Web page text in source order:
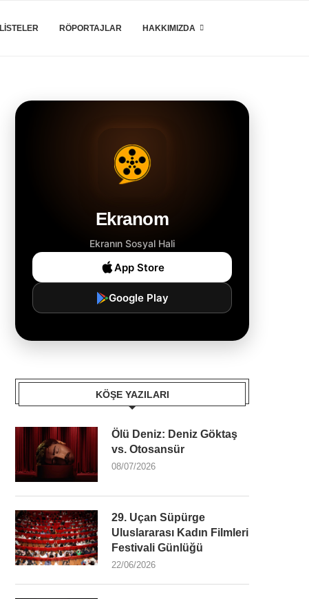
LISTELER RÖPORTAJLAR HAKKIMIZDA
Ekranom
Ekranın Sosyal Hali
App Store
Google Play
KÖŞE YAZILARI
Ölü Deniz: Deniz Göktaş
vs. Otosansür
08/07/2026
29. Uçan Süpürge
Uluslararası Kadın Filmleri
Festivali Günlüğü
22/06/2026